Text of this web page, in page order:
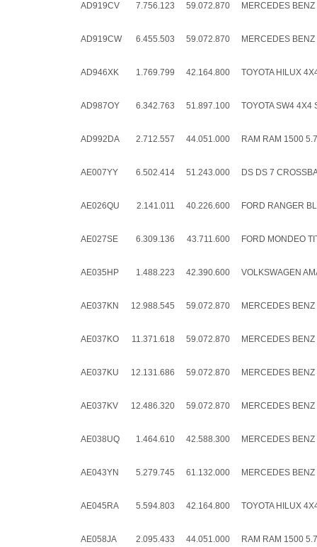
AD919CV 7.756.123 59.072.870 MERCEDES
AD919CW 6.455.503 59.072.870 MERCEDES
AD946XK 1.769.799 42.164.800 TOYOTA HILUX
AD987OY 6.342.763 51.897.100 TOYOTA SW4 4X4
AD992DA 2.712.557 44.051.000 RAM RAM 1500
AE007YY 6.502.414 51.243.000 DS DS 7
AE026QU 2.141.011 40.226.600 FORD RANGER
AE027SE 6.309.136 43.711.600 FORD MONDEO
AE035HP 1.488.223 42.390.600 VOLKSWAGEN
AE037KN 12.988.545 59.072.870 MERCEDES
AE037KO 11.371.618 59.072.870 MERCEDES
AE037KU 12.131.686 59.072.870 MERCEDES
AE037KV 12.486.320 59.072.870 MERCEDES
AE038UQ 1.464.610 42.588.300 MERCEDES
AE043YN 5.279.745 61.132.000 MERCEDES
AE045RA 5.594.803 42.164.800 TOYOTA HILUX
AE058JA 2.095.433 44.051.000 RAM RAM 1500